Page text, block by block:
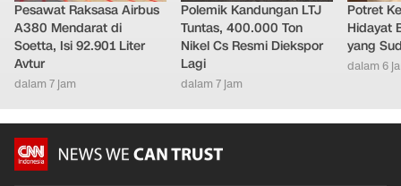
Pesawat Raksasa Airbus
A380 Mendarat di
Soetta, Isi 92.901 Liter
Avtur
dalam 7 jam
Polemik Kandungan LTJ
Tuntas, 400.000 Ton
Nikel Cs Resmi Diekspor
Lagi
dalam 7 jam
Potret
Hidayat
yang
dalam 6